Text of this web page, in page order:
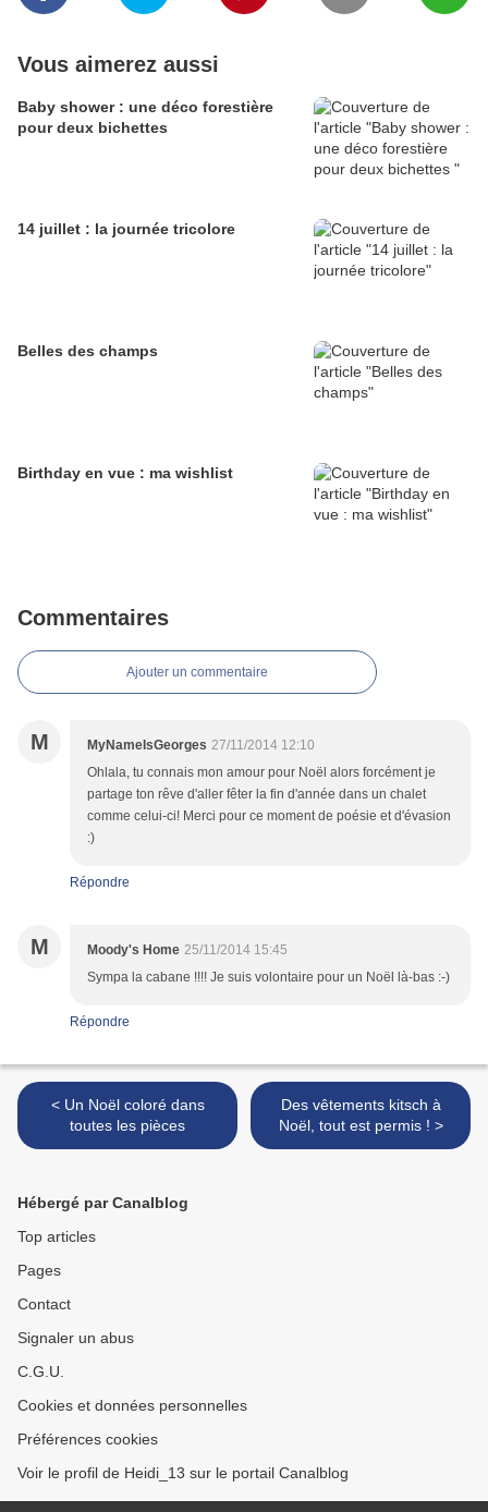
Vous aimerez aussi
Baby shower : une déco forestière
pour deux bichettes
14 juillet : la journée tricolore
Belles des champs
Birthday en vue : ma wishlist
Commentaires
Ajouter un commentaire
M MyNameIsGeorges 27/11/2014 12:10
Ohlala, tu connais mon amour pour Noël alors forcément je
partage ton rêve d'aller fêter la fin d'année dans un chalet
comme celui-ci! Merci pour ce moment de poésie et d'évasion
:)
Répondre
M Moody's Home 25/11/2014 15:45
Sympa la cabane !!!! Je suis volontaire pour un Noël là-bas :-)
Répondre
< Un Noël coloré dans
toutes les pièces
Des vêtements kitsch à
Noël, tout est permis ! >
Hébergé par Canalblog
Top articles
Pages
Contact
Signaler un abus
C.G.U.
Cookies et données personnelles
Préférences cookies
Voir le profil de Heidi_13 sur le portail Canalblog